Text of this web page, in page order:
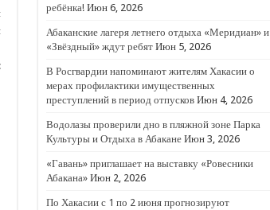
ребёнка! Июн 6, 2026
Абаканские лагеря летнего отдыха «Меридиан» и
«Звёздный» ждут ребят Июн 5, 2026
В Росгвардии напоминают жителям Хакасии о
мерах профилактики имущественных
преступлений в период отпусков Июн 4, 2026
Водолазы проверили дно в пляжной зоне Парка
Культуры и Отдыха в Абакане Июн 3, 2026
«Гавань» приглашает на выставку «Ровесники
Абакана» Июн 2, 2026
По Хакасии с 1 по 2 июня прогнозируют